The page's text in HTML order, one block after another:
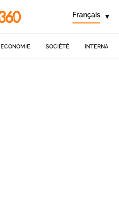
Français ▾
ECONOMIE SOCIÉTÉ